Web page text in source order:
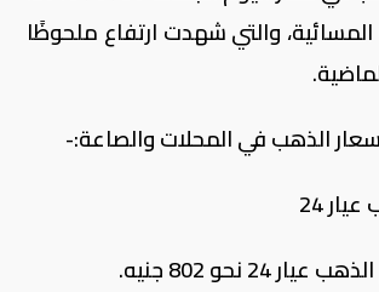
المسائية، والتي شهدت ارتفاع ملحوظًا
الذهب في المحلات والصاعة:-
24
24 نحو 802 جنيه.